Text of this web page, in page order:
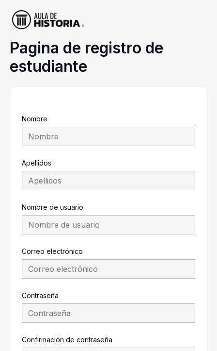
contenido
Pagina de registro de
estudiante
Nombre
Apellidos
Nombre de usuario
Correo electrónico
Contraseña
Confirmación de contraseña